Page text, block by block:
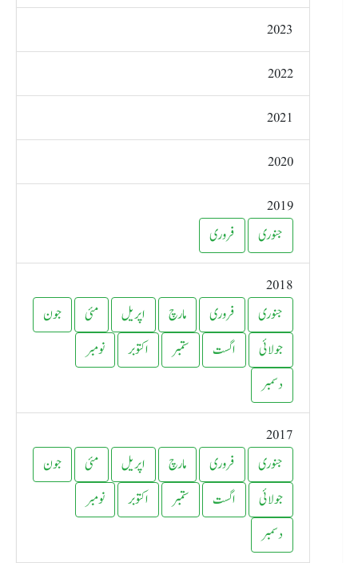
2023
2022
2021
2020
2019
جنوری
فروری
2018
جنوری
فروری مارچ اپریل مئی
جون
جولائی
اگست ستمبر اکتوبر
نومبر
دسمبر
2017
جنوری
فروری مارچ اپریل مئی
جون
جولائی
اگست ستمبر اکتوبر
نومبر
دسمبر